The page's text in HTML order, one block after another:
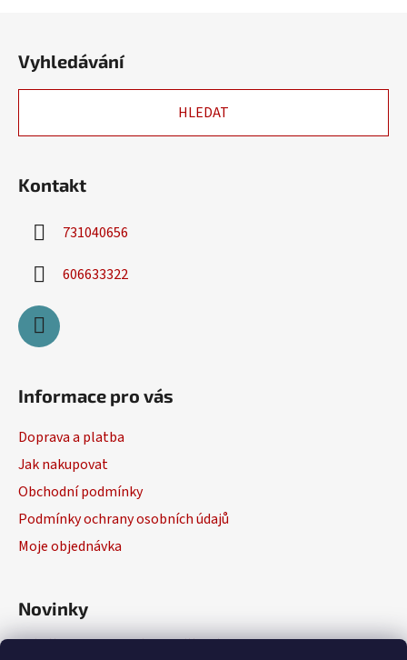
Vyhledávání
HLEDAT
Kontakt
731040656
606633322
Informace pro vás
Doprava a platba
Jak nakupovat
Obchodní podmínky
Podmínky ochrany osobních údajů
Moje objednávka
Novinky
Výběr elektrického nářadí